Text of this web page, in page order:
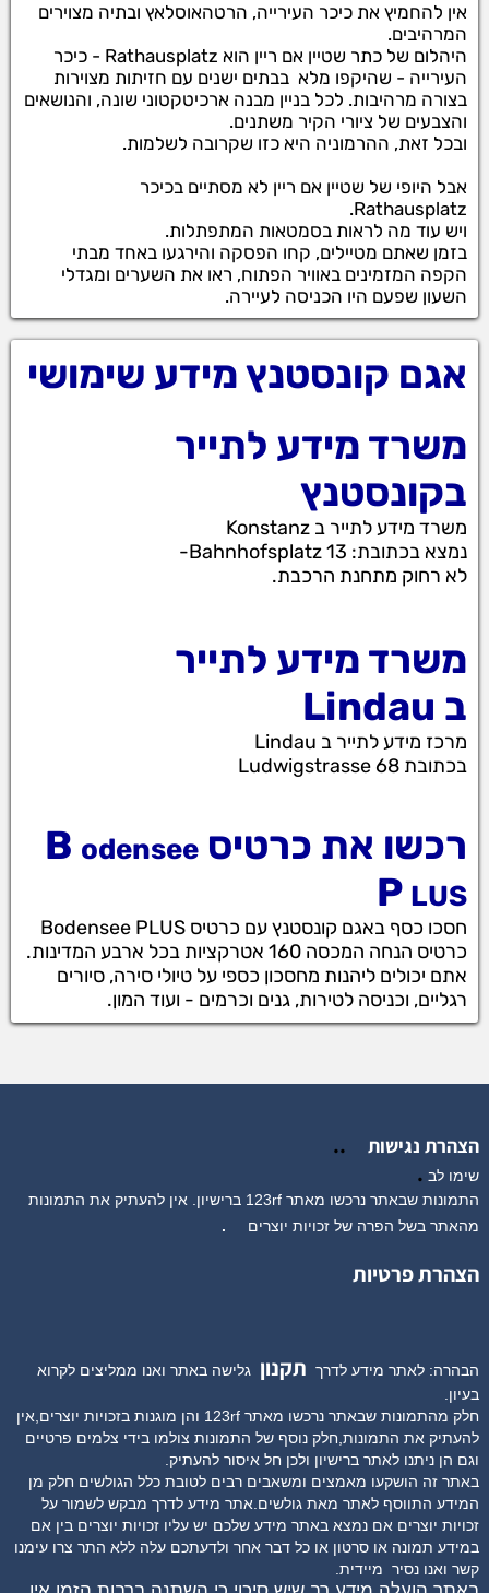
אין להחמיץ את כיכר העירייה, הרטהאוסלאץ ובתיה מצוירים
המרהיבים.
היהלום של כתר שטיין אם ריין הוא Rathausplatz - כיכר
העירייה - שהיקפו מלא בבתים ישנים עם חזיתות מצוירות
בצורה מרהיבות. לכל בניין מבנה ארכיטקטוני שונה, והנושאים
והצבעים של ציורי הקיר משתנים.
ובכל זאת, ההרמוניה היא כזו שקרובה לשלמות.
אבל היופי של שטיין אם ריין לא מסתיים בכיכר
Rathausplatz.
ויש עוד מה לראות בסמטאות המתפתלות.
בזמן שאתם מטיילים, קחו הפסקה והירגעו באחד מבתי
הקפה המזמינים באוויר הפתוח, ראו את השערים ומגדלי
השעון שפעם היו הכניסה לעיירה.
אגם קונסטנץ מידע שימושי
משרד מידע לתייר
בקונסטנץ
משרד מידע לתייר ב Konstanz
נמצא בכתובת: Bahnhofsplatz 13-
לא רחוק מתחנת הרכבת.
משרד מידע לתייר
ב Lindau
מרכז מידע לתייר ב Lindau
בכתובת Ludwigstrasse 68
רכשו את כרטיס B odensee
P LUS
חסכו כסף באגם קונסטנץ עם כרטיס Bodensee PLUS
כרטיס הנחה המכסה 160 אטרקציות בכל ארבע המדינות.
אתם יכולים ליהנות מחסכון כספי על טיולי סירה, סיורים
רגליים, וכניסה לטירות, גנים וכרמים - ועוד המון.
הצהרת נגישות ..
שימו לב .
התמונות שבאתר נרכשו מאתר 123rf ברישיון. אין להעתיק את התמונות
מהאתר בשל הפרה של זכויות יוצרים
.
הצהרת פרטיות
הבהרה: לאתר מידע לדרך תקנון גלישה באתר ואנו ממליצים לקרוא
בעיון.
חלק מהתמונות שבאתר נרכשו מאתר 123rf והן מוגנות בזכויות יוצרים,אין
להעתיק את התמונות,חלק נוסף של התמונות צולמו בידי צלמים פרטיים
וגם הן ניתנו לאתר ברישיון ולכן חל איסור להעתיק.
באתר זה הושקעו מאמצים ומשאבים רבים לטובת כלל הגולשים חלק מן
המידע התווסף לאתר מאת גולשים.אתר מידע לדרך מבקש לשמור על
זכויות יוצרים אם נמצא באתר מידע שלכם יש עליו זכויות יוצרים בין אם
במידע תמונה או סרטון או כל דבר אחר ולדעתכם עלה ללא התר צרו עימנו
קשר ואנו נסיר מיידית.